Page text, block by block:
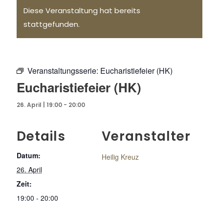
Diese Veranstaltung hat bereits
stattgefunden.
Veranstaltungsserie: Eucharistiefeier (HK)
Eucharistiefeier (HK)
26. April | 19:00- 20:00
Details
Datum:
26. April
Zeit:
19:00 - 20:00
Veranstalter
Heilig Kreuz